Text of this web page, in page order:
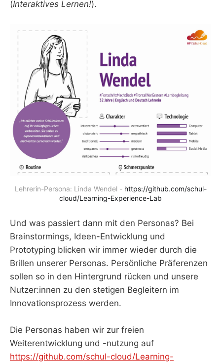
(Interaktives Lernen!).
Lehrerin-Persona: Linda Wendel - https://github.com/schul-
cloud/Learning-Experience-Lab
Und was passiert dann mit den Personas? Bei
Brainstormings, Ideen-Entwicklung und
Prototyping blicken wir immer wieder durch die
Brillen unserer Personas. Persönliche Präferenzen
sollen so in den Hintergrund rücken und unsere
Nutzer:innen zu den stetigen Begleitern im
Innovationsprozess werden.
Die Personas haben wir zur freien
Weiterentwicklung und -nutzung auf
https://github.com/schul-cloud/Learning-